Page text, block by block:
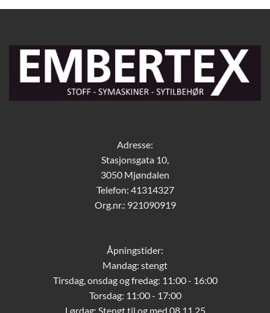
Adresse:
Stasjonsgata 10,
3050 Mjøndalen
Telefon: 41314327
Org.nr.: 921090919
Åpningstider:
Mandag: stengt
Tirsdag, onsdag og fredag: 11:00 - 16:00
Torsdag: 11:00 - 17:00
Lørdag: Stengt til og med 08.11.25